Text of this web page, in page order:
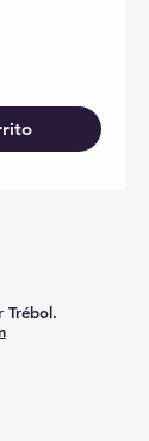
Trébol.